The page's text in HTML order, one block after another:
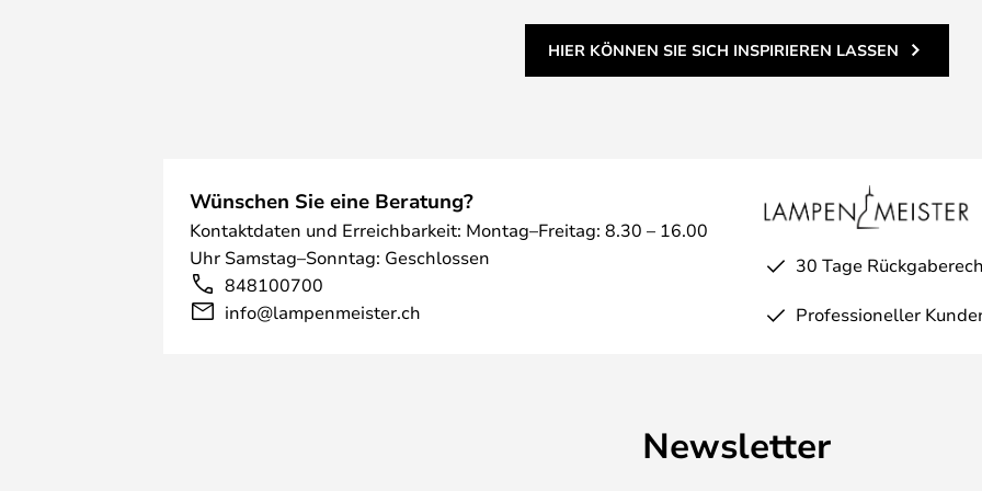
HIER KÖNNEN SIE SICH INSPIRIEREN LASSEN
Wünschen Sie eine Beratung?
Kontaktdaten und Erreichbarkeit: Montag–Freitag: 8.30 – 16.00
Uhr Samstag–Sonntag: Geschlossen
848100700
info@lampenmeister.ch
30 Tage
Professioneller
Newsletter